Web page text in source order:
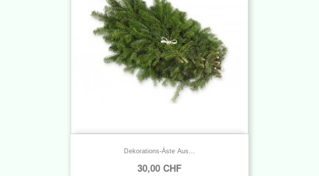
Dekorations-Äste Aus...
30,00 CHF